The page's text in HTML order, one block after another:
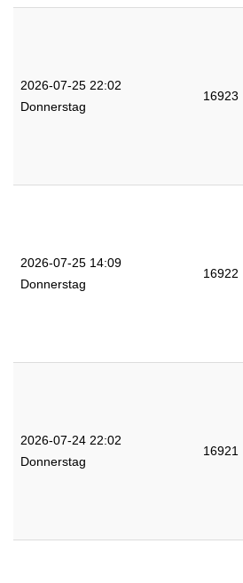
2026-07-25 22:02
Donnerstag
16923
2026-07-25 14:09
Donnerstag
16922
2026-07-24 22:02
Donnerstag
16921